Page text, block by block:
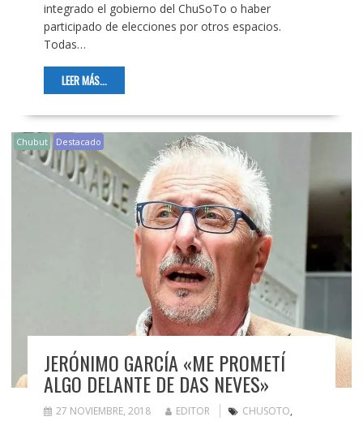
integrado el gobierno del ChuSoTo o haber
participado de elecciones por otros espacios.
Todas…
LEER MÁS...
Chubut Destacado
JERÓNIMO GARCÍA «ME PROMETÍ
ALGO DELANTE DE DAS NEVES»
27 NOVIEMBRE, 2018 EDITOR CHUSOTO,